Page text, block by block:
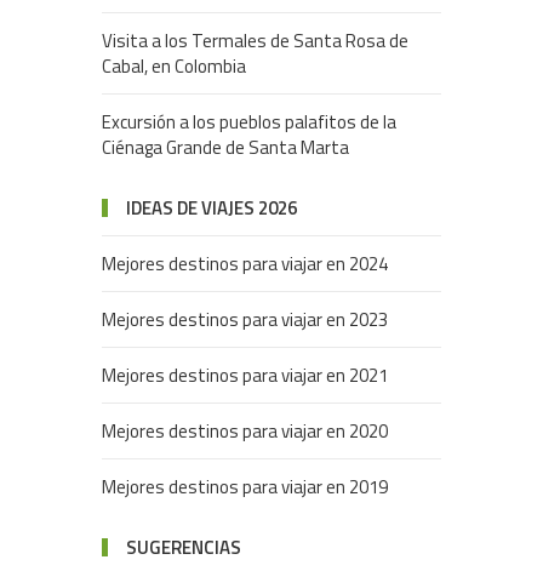
Visita a los Termales de Santa Rosa de
Cabal, en Colombia
Excursión a los pueblos palafitos de la
Ciénaga Grande de Santa Marta
IDEAS DE VIAJES 2026
Mejores destinos para viajar en 2024
Mejores destinos para viajar en 2023
Mejores destinos para viajar en 2021
Mejores destinos para viajar en 2020
Mejores destinos para viajar en 2019
SUGERENCIAS